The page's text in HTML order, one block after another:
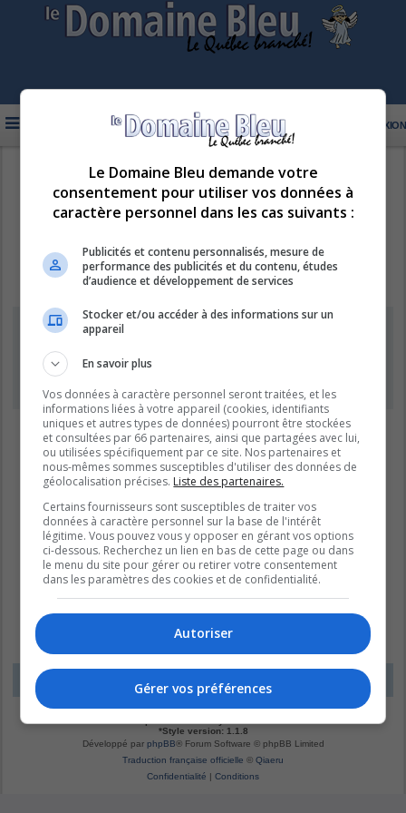
CONNEXION
INSCRIPTION
LE DOMAINE BLEU
Information
Vous ne pouvez pas effectuer de recherche pour le moment car le
LE DOMAINE BLEU UTC-04:00
*Original byChristian 2.0
*Style version: 1.1.8
Développé par phpBB® Forum Software © phpBB Limited
Traduction française officielle © Qiaeru
Confidentialité | Conditions
Le Domaine Bleu demande votre
consentement pour utiliser vos données à
caractère personnel dans les cas suivants :
Publicités et contenu personnalisés, mesure de
performance des publicités et du contenu, études
d’audience et développement de services
Stocker et/ou accéder à des informations sur un
appareil
En savoir plus
Vos données à caractère personnel seront traitées, et les
informations liées à votre appareil (cookies, identifiants
uniques et autres types de données) pourront être stockées
et consultées par 66 partenaires, ainsi que partagées avec lui,
ou utilisées spécifiquement par ce site. Nos partenaires et
nous-mêmes sommes susceptibles d'utiliser des données de
géolocalisation précises. Liste des partenaires.
Certains fournisseurs sont susceptibles de traiter vos
données à caractère personnel sur la base de l'intérêt
légitime. Vous pouvez vous y opposer en gérant vos options
ci-dessous. Recherchez un lien en bas de cette page ou dans
le menu du site pour gérer ou retirer votre consentement
dans les paramètres des cookies et de confidentialité.
Autoriser
Gérer vos préférences